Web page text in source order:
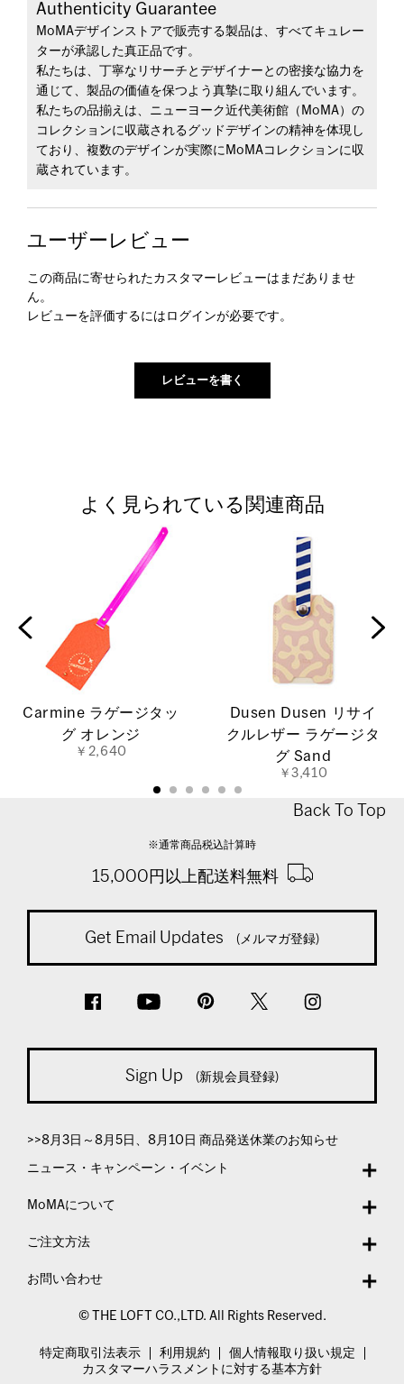
Authenticity Guarantee
MoMAデザインストアで販売する製品は、すべてキュレー
ターが承認した真正品です。
私たちは、丁寧なリサーチとデザイナーとの密接な協力を
通じて、製品の価値を保つよう真摯に取り組んでいます。
私たちの品揃えは、ニューヨーク近代美術館（MoMA）の
コレクションに収蔵されるグッドデザインの精神を体現し
ており、複数のデザインが実際にMoMAコレクションに収
蔵されています。
ユーザーレビュー
この商品に寄せられたカスタマーレビューはまだありませ
ん。
レビューを評価するには ログインが必要です。
よく見られている関連商品
Carmine ラゲージタッ
グ オレンジ
￥2,640
Dusen Dusen リサイ
クルレザー ラゲージタ
グ Sand
￥3,410
Back To Top
※通常商品税込計算時
15,000円以上配送料無料
Get Email Updates (メルマガ登録)
Sign Up (新規会員登録)
>>8月3日～8月5日、8月10日 商品発送休業のお知らせ
ニュース・キャンペーン・イベント
MoMAについて
ご注文方法
お問い合わせ
© THE LOFT CO.,LTD. All Rights Reserved.
特定商取引法表示 利用規約
個人情報取り扱い規定
カスタマーハラスメントに対する基本方針